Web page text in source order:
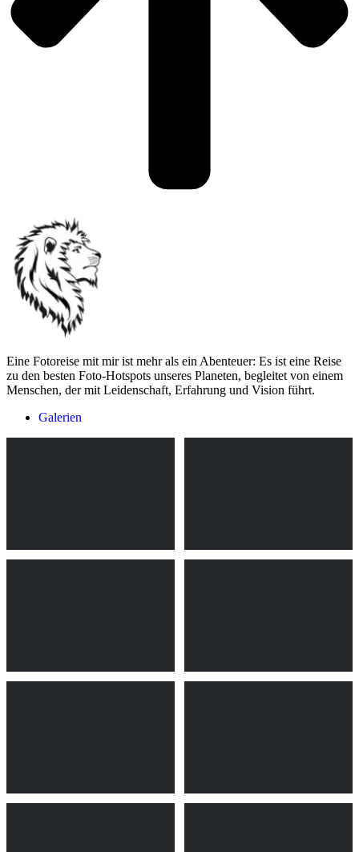
Eine Fotoreise mit mir ist mehr als ein Abenteuer: Es ist eine Reise
zu den besten Foto-Hotspots unseres Planeten, begleitet von einem
Menschen, der mit Leidenschaft, Erfahrung und Vision führt.
Galerien